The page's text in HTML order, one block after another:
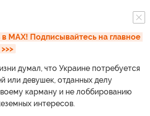
MAX! Подписывайтесь на главное
думал, что Украине потребуется
или девушек, отданных делу
карману и не лоббированию
интересов.